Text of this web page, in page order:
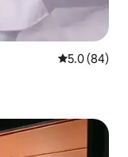
คะแนนเฉลี่ย
5.0 (84)